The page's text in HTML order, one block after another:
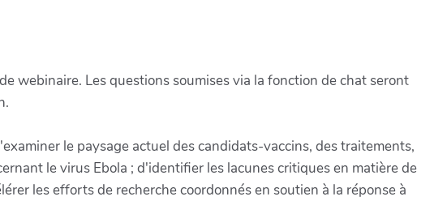
webinaire. Les questions soumises via la fonction de chat seront
le paysage actuel des candidats-vaccins, des traitements,
le virus Ebola ; d'identifier les lacunes critiques en matière de
les efforts de recherche coordonnés en soutien à la réponse à